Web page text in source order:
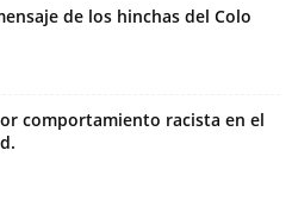
de los hinchas del Colo
comportamiento racista en el